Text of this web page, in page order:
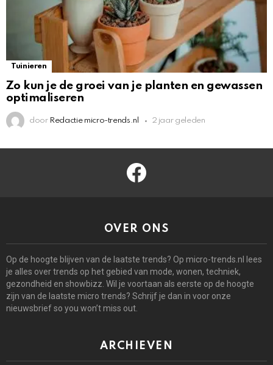
Tuinieren
Zo kun je de groei van je planten en gewassen
optimaliseren
door Redactie micro-trends.nl 2 jaar geleden
facebook
OVER ONS
Op de hoogte blijven van de laatste trends? Op micro-trends.nl lees
je alles over trends op het gebied van mode, wonen, techniek,
gezondheid en showbizz. Wil je voortaan als eerste op de hoogte
zijn van de laatste micro trends? Schrijf je dan in voor onze
nieuwsbrief so you won’t miss out.
ARCHIEVEN